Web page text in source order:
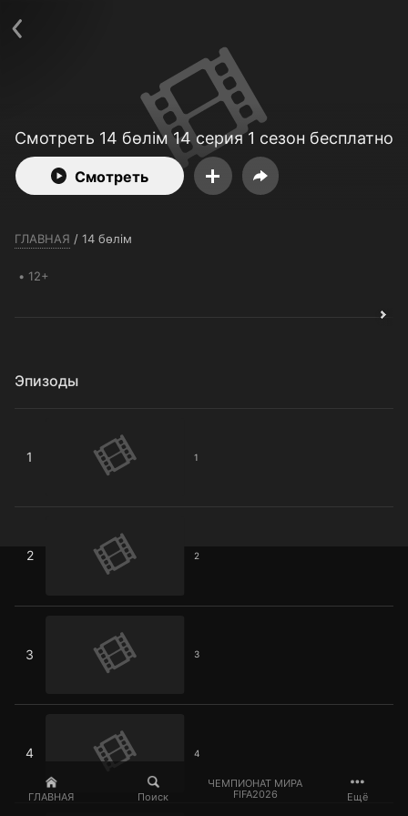
ГЛАВНАЯ Поиск
ЧЕМПИОНАТ МИРА
FIFA2026
Ещё
Смотреть 14 бөлім 14 серия 1 сезон бесплатно
Смотреть
ГЛАВНАЯ / 14 бөлім
12+
Эпизоды
1 1
2 2
3 3
4 4
Политика конфиденциальности
Открыть приложение